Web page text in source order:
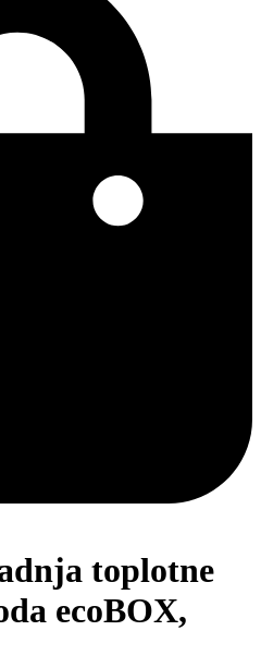
toplotne
ecoBOX,